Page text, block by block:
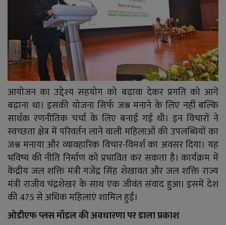
आयोजन का उद्देश्य सहयोग को बढ़ावा देकर प्रगति को आगे
बढ़ाना था। इसकी योजना सिर्फ जश्न मनाने के लिए नहीं बल्कि
सार्थक रणनीतिक चर्चा के लिए बनाई गई थी। इन विचारों ने
स्वच्छता क्षेत्र में परिवर्तन लाने वाली महिलाओं की उपलब्धियों का
जश्न मनाया और व्यावहारिक विचार-विमर्श का अवसर दिया। यह
भविष्य की नीति निर्माण को प्रभावित कर सकता है। कार्यक्रम में
केंद्रीय जल शक्ति मंत्री गजेंद्र सिंह शेखावत और जल शक्ति राज्य
मंत्री राजीव चंद्रशेखर के साथ एक जीवंत संवाद हुआ। इसमें देश
की 475 से अधिक महिलाएं शामिल हुईं।
ओडीएफ प्लस मॉडल की अवधारणा पर डाला प्रकाश